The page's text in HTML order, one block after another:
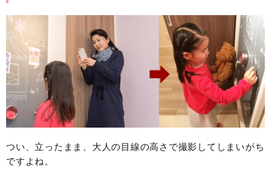
つい、立ったまま、大人の目線の高さで撮影してしまいがち
ですよね。